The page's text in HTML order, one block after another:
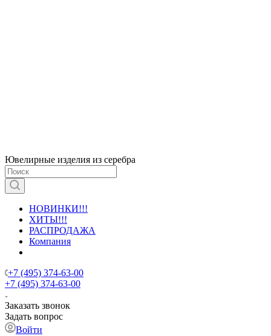
Ювелирные изделия из серебра
НОВИНКИ!!!
ХИТЫ!!!
РАСПРОДАЖА
Компания
+7 (495) 374-63-00
+7 (495) 374-63-00
Заказать звонок
Задать вопрос
Войти